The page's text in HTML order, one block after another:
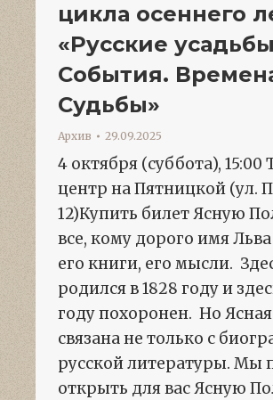
цикла осеннего
«Русские
События.
Судьбы»
Архив 29.09.2025
4 октября (суббота), 15:00
центр на Пятницкой (ул.
12)Купить билет Ясную
все, кому дорого имя Льва
его книги, его мысли.
родился в 1828 году и
году похоронен. Но
связана не только с
русской литературы. Мы
открыть для вас Ясную